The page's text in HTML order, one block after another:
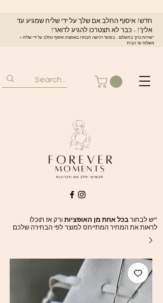
חדש! איסוף החלב אם שלך על ידי שליח שמגיע עד
אליך! - כבר לא תצטרכו להגיע לדואר!
*שירות כרוך בתשלום - במועד רכישה תבחרו באופציה איסוף החלב על ידי שליח +
משלוח עד הבית
*יש לבחור בכל אחת מן האופציות ורק אז תוכלו
לראות את המחיר המתייחס למוצר לפי הבחירה שלכם